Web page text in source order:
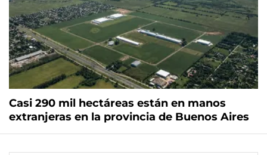
Casi 290 mil hectáreas están en manos
extranjeras en la provincia de Buenos Aires